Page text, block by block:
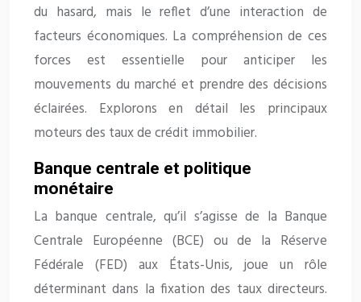
du hasard, mais le reflet d’une interaction de
facteurs économiques. La compréhension de ces
forces est essentielle pour anticiper les
mouvements du marché et prendre des décisions
éclairées. Explorons en détail les principaux
moteurs des taux de crédit immobilier.
Banque centrale et politique
monétaire
La banque centrale, qu’il s’agisse de la Banque
Centrale Européenne (BCE) ou de la Réserve
Fédérale (FED) aux États-Unis, joue un rôle
déterminant dans la fixation des taux directeurs.